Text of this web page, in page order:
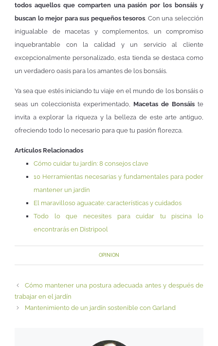
todos aquellos que comparten una pasión por los bonsáis y
buscan lo mejor para sus pequeños tesoros. Con una selección
inigualable de macetas y complementos, un compromiso
inquebrantable con la calidad y un servicio al cliente
excepcionalmente personalizado, esta tienda se destaca como
un verdadero oasis para los amantes de los bonsáis.
Ya sea que estés iniciando tu viaje en el mundo de los bonsáis o
seas un coleccionista experimentado, Macetas de Bonsáis te
invita a explorar la riqueza y la belleza de este arte antiguo,
ofreciendo todo lo necesario para que tu pasión florezca.
Artículos Relacionados
Cómo cuidar tu jardín: 8 consejos clave
10 Herramientas necesarias y fundamentales para poder
mantener un jardín
El maravilloso aguacate: características y cuidados
Todo lo que necesites para cuidar tu piscina lo
encontrarás en Distripool
OPINION
Cómo mantener una postura adecuada antes y después de
trabajar en el jardín
Mantenimiento de un jardín sostenible con Garland